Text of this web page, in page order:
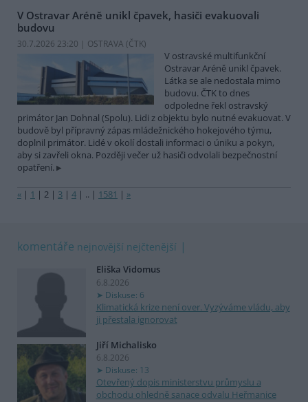
V Ostravar Aréně unikl čpavek, hasiči evakuovali
budovu
30.7.2026 23:20 | OSTRAVA (ČTK)
V ostravské multifunkční
Ostravar Aréně unikl čpavek.
Látka se ale nedostala mimo
budovu. ČTK to dnes
odpoledne řekl ostravský
primátor Jan Dohnal (Spolu). Lidi z objektu bylo nutné evakuovat. V
budově byl přípravný zápas mládežnického hokejového týmu,
doplnil primátor. Lidé v okolí dostali informaci o úniku a pokyn,
aby si zavřeli okna. Později večer už hasiči odvolali bezpečnostní
opatření.
« | 1 | 2 | 3 | 4 | .. | 1581 | »
komentáře nejnovější nejčtenější
Eliška Vidomus
6.8.2026
Diskuse: 6
Klimatická krize není over. Vyzýváme vládu, aby
ji přestala ignorovat
Jiří Michalisko
6.8.2026
Diskuse: 13
Otevřený dopis ministerstvu průmyslu a
obchodu ohledně sanace odvalu Heřmanice